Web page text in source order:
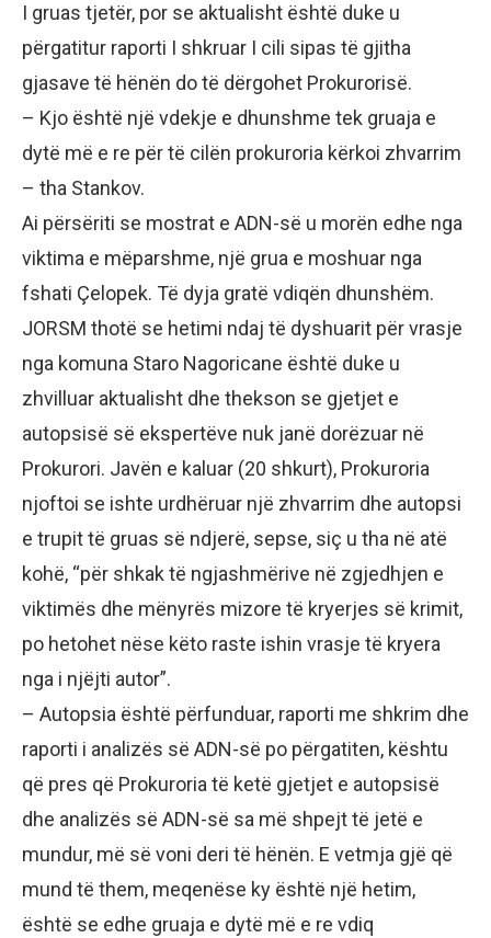
I gruas tjetër, por se aktualisht është duke u
përgatitur raporti I shkruar I cili sipas të gjitha
gjasave të hënën do të dërgohet Prokurorisë.
– Kjo është një vdekje e dhunshme tek gruaja e
dytë më e re për të cilën prokuroria kërkoi zhvarrim
– tha Stankov.
Ai përsëriti se mostrat e ADN-së u morën edhe nga
viktima e mëparshme, një grua e moshuar nga
fshati Çelopek. Të dyja gratë vdiqën dhunshëm.
JORSM thotë se hetimi ndaj të dyshuarit për vrasje
nga komuna Staro Nagoricane është duke u
zhvilluar aktualisht dhe thekson se gjetjet e
autopsisë së ekspertëve nuk janë dorëzuar në
Prokurori. Javën e kaluar (20 shkurt), Prokuroria
njoftoi se ishte urdhëruar një zhvarrim dhe autopsi
e trupit të gruas së ndjerë, sepse, siç u tha në atë
kohë, “për shkak të ngjashmërive në zgjedhjen e
viktimës dhe mënyrës mizore të kryerjes së krimit,
po hetohet nëse këto raste ishin vrasje të kryera
nga i njëjti autor”.
– Autopsia është përfunduar, raporti me shkrim dhe
raporti i analizës së ADN-së po përgatiten, kështu
që pres që Prokuroria të ketë gjetjet e autopsisë
dhe analizës së ADN-së sa më shpejt të jetë e
mundur, më së voni deri të hënën. E vetmja gjë që
mund të them, meqenëse ky është një hetim,
është se edhe gruaja e dytë më e re vdiq